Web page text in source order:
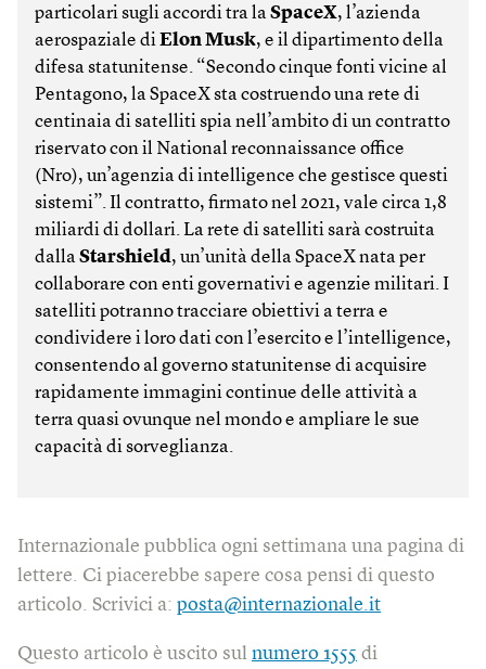
particolari sugli accordi tra laSpaceX, l’azienda
aerospaziale diElon Musk, e il dipartimento della
difesa statunitense. “Secondo cinque fonti vicine al
Pentagono, la SpaceX sta costruendo una rete di
centinaia di satelliti spia nell’ambito di un contratto
riservato con il National reconnaissance office
(Nro), un’agenzia di intelligence che gestisce questi
sistemi”. Il contratto, firmato nel 2021, vale circa 1,8
miliardi di dollari. La rete di satelliti sarà costruita
dallaStarshield, un’unità della SpaceX nata per
collaborare con enti governativi e agenzie militari. I
satelliti potranno tracciare obiettivi a terra e
condividere i loro dati con l’esercito e l’intelligence,
consentendo al governo statunitense di acquisire
rapidamente immagini continue delle attività a
terra quasi ovunque nel mondo e ampliare le sue
capacità di sorveglianza.
Internazionale pubblica ogni settimana una pagina di
lettere. Ci piacerebbe sapere cosa pensi di questo
articolo. Scrivici a: posta@internazionale.it
Questo articolo è uscito sul numero 1555 di